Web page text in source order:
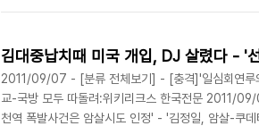
사 김승규 국정원장에 노..
2011/09/07 - [분류 전체보기] - [충격]'일심회연루
교-국방 모두 따돌려:위키리크스 한국전문 2011/
천역 폭발사건은 암살시도 인정' - '김정일, 암살-쿠